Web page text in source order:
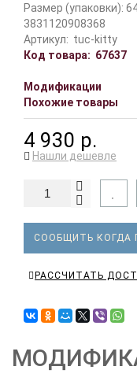
Размер (упаковки):
3831120908368
Артикул: tuc-kitty
Код товара: 67637
Модификации
Похожие товары
4 930 р.
Нашли дешевле
СООБЩИТЬ КОГДА
РАССЧИТАТЬ